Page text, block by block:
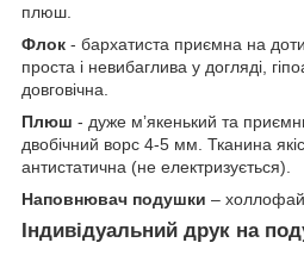
плюш.
Флок - бархатиста приємна на
проста і невибаглива у догляді,
довговічна.
Плюш - дуже мʼякенький та
двобічний ворс 4-5 мм. Тканина
антистатична (не електризується).
Наповнювач подушки –
Індивідуальний друк на